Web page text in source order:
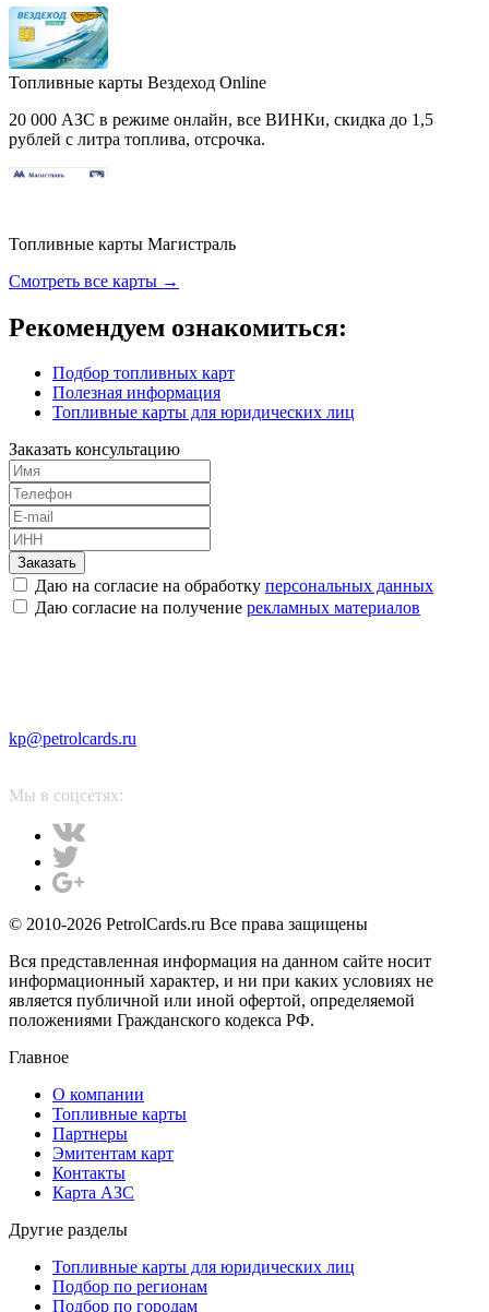
Топливные карты Вездеход Online
20 000 АЗС в режиме онлайн, все ВИНКи, скидка до 1,5
рублей с литра топлива, отсрочка.
Топливные карты Магистраль
Смотреть все карты →
Рекомендуем ознакомиться:
Подбор топливных карт
Полезная информация
Топливные карты для юридических лиц
Заказать консультацию
Заказать
Даю на согласие на обработку персональных данных
Даю согласие на получение рекламных материалов
kp@petrolcards.ru
Мы в соцсетях:
© 2010-2026 PetrolCards.ru Все права защищены
Вся представленная информация на данном сайте носит
информационный характер, и ни при каких условиях не
является публичной или иной офертой, определяемой
положениями Гражданского кодекса РФ.
Главное
О компании
Топливные карты
Партнеры
Эмитентам карт
Контакты
Карта АЗС
Другие разделы
Топливные карты для юридических лиц
Подбор по регионам
Подбор по городам